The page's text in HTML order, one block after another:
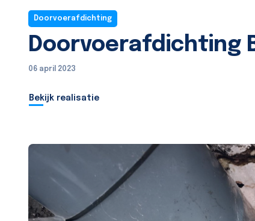
Doorvoerafdichting
Doorvoerafdichting
06 april 2023
Bekijk realisatie